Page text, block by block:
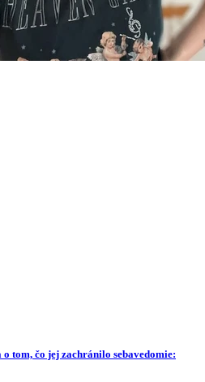
tom, čo jej zachránilo sebavedomie: